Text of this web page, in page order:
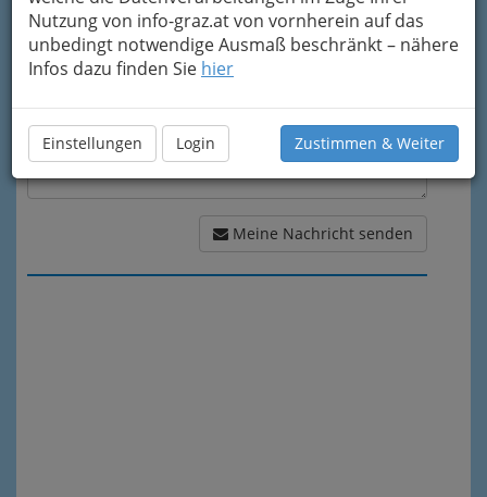
Nutzung von info-graz.at von vornherein auf das
unbedingt notwendige Ausmaß beschränkt – nähere
Infos dazu finden Sie hier
Einstellungen Login Zustimmen & Weiter
Meine Nachricht senden